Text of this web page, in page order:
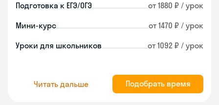
Подготовка к ЕГЭ/ОГЭ от 1880 ₽ / урок
Мини-курс от 1470 ₽ / урок
Уроки для школьников от 1092 ₽ / урок
Читать дальше Подобрать время